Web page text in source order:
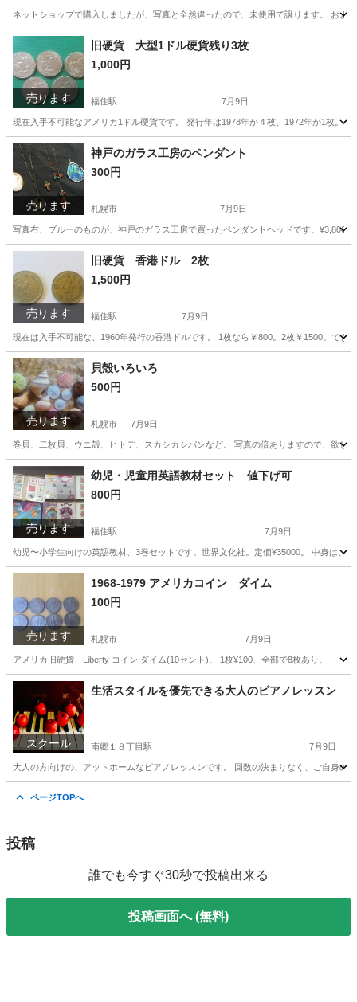
ネットショップで購入しましたが、写真と全然違ったので、未使用で譲ります。 お
北海道 札幌市 バッグ 北海道 バッグ
売ります
旧硬貨 大型1ドル硬貨残り3枚
1,000円
福住駅 7月9日
現在入手不可能なアメリカ1ドル硬貨です。 発行年は1978年が４枚、1972年が1枚。
北海道 札幌市 福住駅 その他
売ります
神戸のガラス工房のペンダント
300円
札幌市 7月9日
写真右、ブルーのものが、神戸のガラス工房で買ったペンダントヘッドです。¥3,800
北海道 札幌市 アクセサリー 北海道
アクセサリー 工房
売ります
旧硬貨 香港ドル 2枚
1,500円
福住駅 7月9日
現在は入手不可能な、1960年発行の香港ドルです。 1枚なら￥800。2枚￥1500。でき
北海道 札幌市 福住駅
売ります
貝殻いろいろ
500円
札幌市 7月9日
巻貝、二枚貝、ウニ殻、ヒトデ、スカシカシパンなど。 写真の倍ありますので、欲し
北海道 札幌市 その他 貝殻
売ります
幼児・児童用英語教材セット 値下げ可
800円
福住駅 7月9日
幼児〜小学生向けの英語教材、3巻セットです。世界文化社。定価¥35000。 中身は、
北海道 札幌市 語学、辞書 北海道 札幌市
福住駅 語学、辞書
売ります
1968-1979 アメリカコイン ダイム
100円
札幌市 7月9日
アメリカ旧硬貨 Liberty コイン ダイム(10セント)。 1枚¥100、全部で8枚あり。
北海道 札幌市 その他 アメリカ
スクール
生活スタイルを優先できる大人のピアノレッスン
南郷１８丁目駅 7月9日
大人の方向けの、アットホームなピアノレッスンです。 回数の決まりなく、ご自身
ページTOPへ
投稿
誰でも今すぐ30秒で投稿出来る
投稿画面へ (無料)